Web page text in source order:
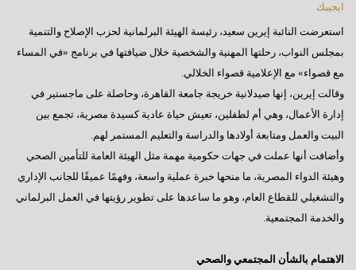
ايجيبك
استعرضت النائبة إيرين سعيد، رئيسة الهيئة البرلمانية لحزب الإصلاح والتنمية
بمجلس النواب، رحلتها المهنية والشخصية خلال ضيافتها في برنامج «في المساء
مع قصواء» مع الإعلامية قصواء الخلالي.
وقالت إيرين، إنها صيدلانية خريجة جامعة القاهرة، وحاصلة على ماجستير في
إدارة الأعمال، وهي أم لطفلين، تعيش حياة عادية كسيدة مصرية، تجمع بين
البيت والعمل ومتابعة أولادها والدراسة والتعليم المستمر لهم.
وأضافت أنها عملت في جهات حكومية مهمة مثل الهيئة العامة للتأمين الصحي
وهيئة الدواء المصرية، ما منحها خبرة عملية واسعة، وفهمًا عميقًا للجانب الإداري
والتشغيلي للقطاع العام، وهو ما ساعدها على تطوير رؤيتها في العمل البرلماني
والخدمة المجتمعية.
الاهتمام بالشأن المجتمعي والصحي